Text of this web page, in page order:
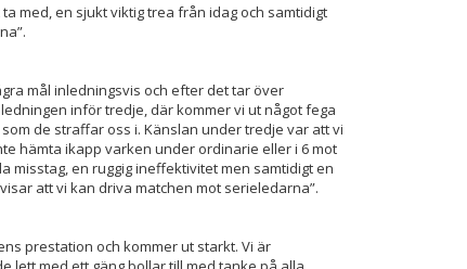
med, en sjukt viktig trea från idag och samtidigt
mål inledningsvis och efter det tar över
inför tredje, där kommer vi ut något fega
de straffar oss i. Känslan under tredje var att vi
hämta ikapp varken under ordinarie eller i 6 mot
misstag, en ruggig ineffektivitet men samtidigt en
att vi kan driva matchen mot serieledarna”.
prestation och kommer ut starkt. Vi är